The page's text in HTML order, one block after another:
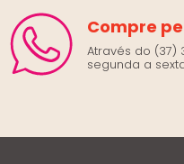
Compre
Através do (37)
segunda a